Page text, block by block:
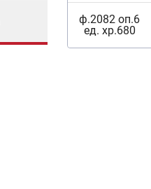
ф.2082 оп.6
ед. хр.680